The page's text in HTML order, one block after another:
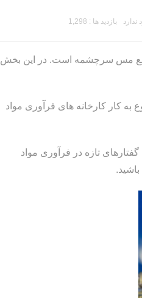
بازدید ها : 1,298
مس سرچشمه است. در این بخش
از راه اندازی و شروع به کار کارخانه های فرآوری مواد
تازه در فرآوری مواد